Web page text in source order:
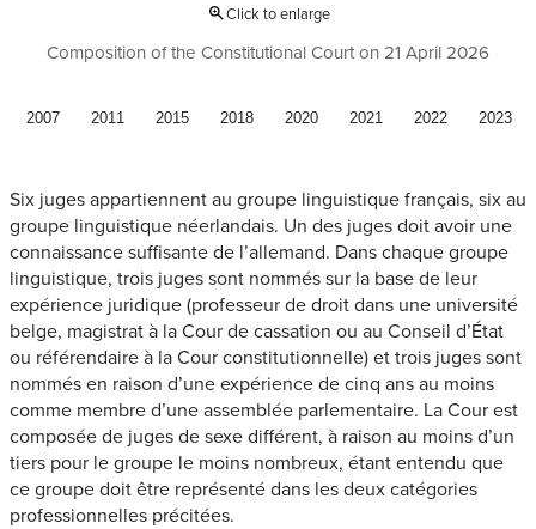
Click to enlarge
Composition of the Constitutional Court on 21 April 2026
2007 2011 2015 2018 2020 2021 2022 2023
Six juges appartiennent au groupe linguistique français, six au
groupe linguistique néerlandais. Un des juges doit avoir une
connaissance suffisante de l’allemand. Dans chaque groupe
linguistique, trois juges sont nommés sur la base de leur
expérience juridique (professeur de droit dans une université
belge, magistrat à la Cour de cassation ou au Conseil d’État
ou référendaire à la Cour constitutionnelle) et trois juges sont
nommés en raison d’une expérience de cinq ans au moins
comme membre d’une assemblée parlementaire. La Cour est
composée de juges de sexe différent, à raison au moins d’un
tiers pour le groupe le moins nombreux, étant entendu que
ce groupe doit être représenté dans les deux catégories
professionnelles précitées.